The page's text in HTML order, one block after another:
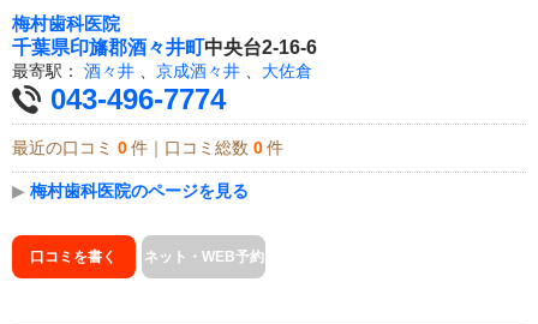
梅村歯科医院
千葉県印旛郡酒々井町中央台2-16-6
最寄駅： 酒々井 京成酒々井 大佐倉
043-496-7774
最近の口コミ 0 件｜口コミ総数 0 件
▶ 梅村歯科医院のページを見る
口コミを書く ネット・WEB予約